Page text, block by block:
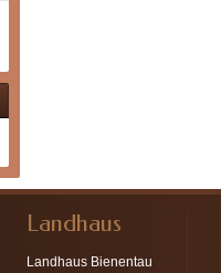
Landhaus
Landhaus Bienentau